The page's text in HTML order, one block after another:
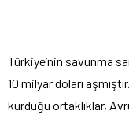
Türkiye’nin savunma
10 milyar doları
kurduğu ortaklıklar,